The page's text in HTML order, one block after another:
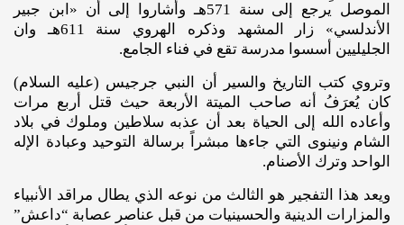
الموصل يرجع إلى سنة 571هـ وأشاروا إلى أن «ابن جبير
الأندلسي» زار المشهد وذكره الهروي سنة 611هـ وان
الجليليين أسسوا مدرسة تقع في فناء الجامع.
وتروي كتب التاريخ والسير أن النبي جرجيس (عليه السلام)
كان يُعرَفُ أنه صاحب الميتة الأربعة حيث قتل أربع مرات
وأعاده الله إلى الحياة بعد أن عذبه سلاطين وملوك في بلاد
الشام ونينوى التي جاءها مبشراً برسالة التوحيد وعبادة الإله
الواحد وترك الأصنام.
ويعد هذا التفجير هو الثالث من نوعه الذي يطال مراقد الأنبياء
والمزارات الدينية والحسينيات من قبل عناصر عصابة “داعش”